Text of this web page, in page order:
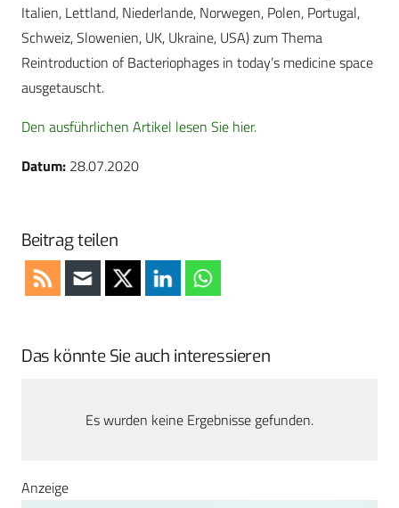
Italien, Lettland, Niederlande, Norwegen, Polen, Portugal,
Schweiz, Slowenien, UK, Ukraine, USA) zum Thema
Reintroduction of Bacteriophages in today’s medicine space
ausgetauscht.
Den ausführlichen Artikel lesen Sie hier.
Datum: 28.07.2020
Beitrag teilen
Das könnte Sie auch interessieren
Es wurden keine Ergebnisse gefunden.
Anzeige